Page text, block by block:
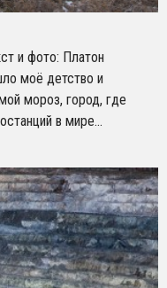
и фото: Платон
моё детство и
мороз, город, где
в мире...